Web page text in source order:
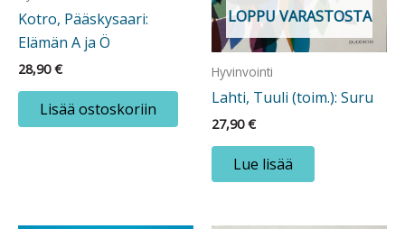
Kotro, Pääskysaari:
Elämän A ja Ö
28,90€
Lisää ostoskoriin
LOPPU VARASTOSTA
Hyvinvointi
Lahti, Tuuli (toim.): Suru
27,90€
Lue lisää